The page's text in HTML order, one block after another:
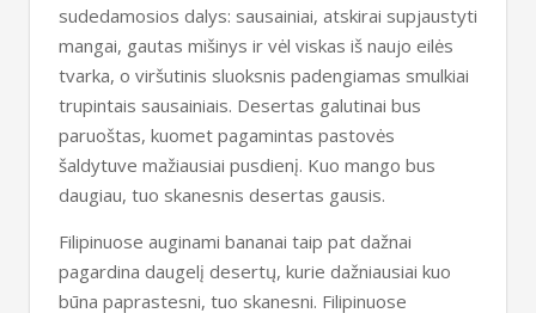
sudedamosios dalys: sausainiai, atskirai supjaustyti
mangai, gautas mišinys ir vėl viskas iš naujo eilės
tvarka, o viršutinis sluoksnis padengiamas smulkiai
trupintais sausainiais. Desertas galutinai bus
paruoštas, kuomet pagamintas pastovės
šaldytuve mažiausiai pusdienį. Kuo mango bus
daugiau, tuo skanesnis desertas gausis.
Filipinuose auginami bananai taip pat dažnai
pagardina daugelį desertų, kurie dažniausiai kuo
būna paprastesni, tuo skanesni. Filipinuose